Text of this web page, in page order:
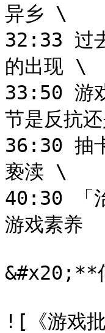
异乡 \
32:33 过
的出现 \
33:50 游
节是反抗
36:30 抽
亵渎 \
40:30 「
游戏素养
&#x20;**
![《游戏